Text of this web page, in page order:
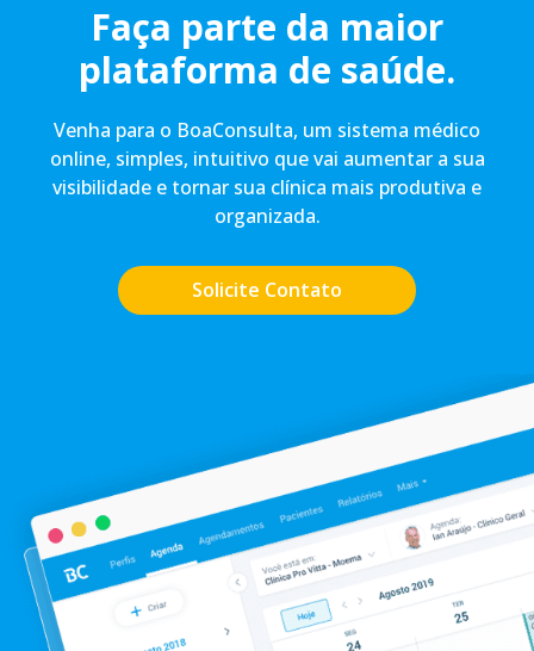
Faça parte da maior
plataforma de saúde.
Venha para o BoaConsulta, um sistema médico
online, simples, intuitivo que vai aumentar a sua
visibilidade e tornar sua clínica mais produtiva e
organizada.
Solicite Contato